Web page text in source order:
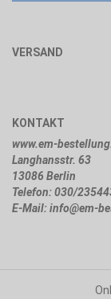
VERSAND
KONTAKT
www.em-
Langhansstr. 63
13086 Berlin
Telefon: 030/
E-Mail: info@em-